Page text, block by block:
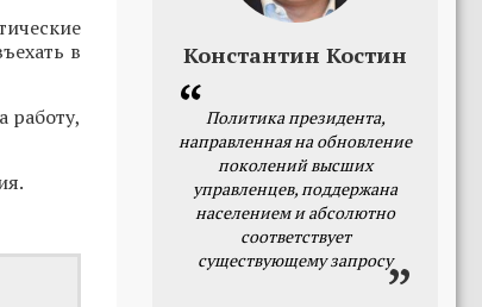
в
работу,
Константин Костин
Политика президента,
направленная на обновление
поколений высших
управленцев, поддержана
населением и абсолютно
соответствует
существующему запросу